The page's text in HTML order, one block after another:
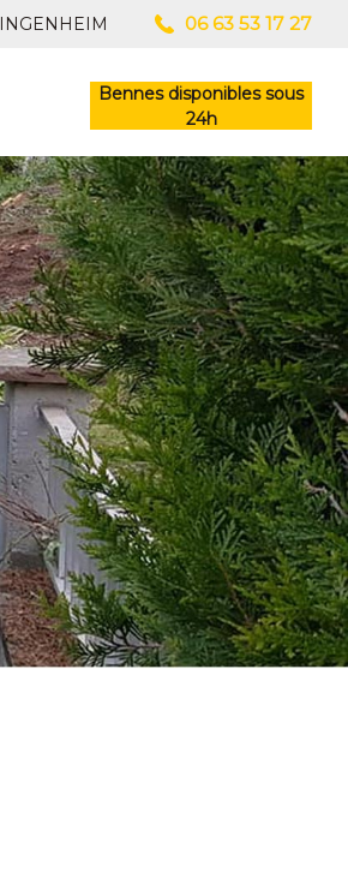
Bennes disponibles sous
24h
INGENHEIM 06 63 53 17 27